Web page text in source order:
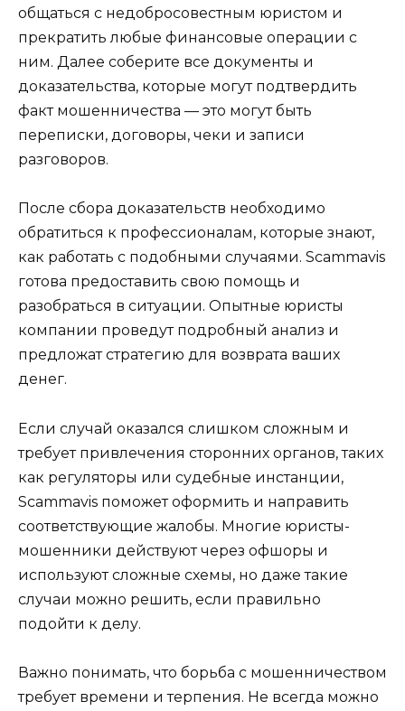
общаться с недобросовестным юристом и
прекратить любые финансовые операции с
ним. Далее соберите все документы и
доказательства, которые могут подтвердить
факт мошенничества — это могут быть
переписки, договоры, чеки и записи
разговоров.
После сбора доказательств необходимо
обратиться к профессионалам, которые знают,
как работать с подобными случаями. Scammavis
готова предоставить свою помощь и
разобраться в ситуации. Опытные юристы
компании проведут подробный анализ и
предложат стратегию для возврата ваших
денег.
Если случай оказался слишком сложным и
требует привлечения сторонних органов, таких
как регуляторы или судебные инстанции,
Scammavis поможет оформить и направить
соответствующие жалобы. Многие юристы-
мошенники действуют через офшоры и
используют сложные схемы, но даже такие
случаи можно решить, если правильно
подойти к делу.
Важно понимать, что борьба с мошенничеством
требует времени и терпения. Не всегда можно